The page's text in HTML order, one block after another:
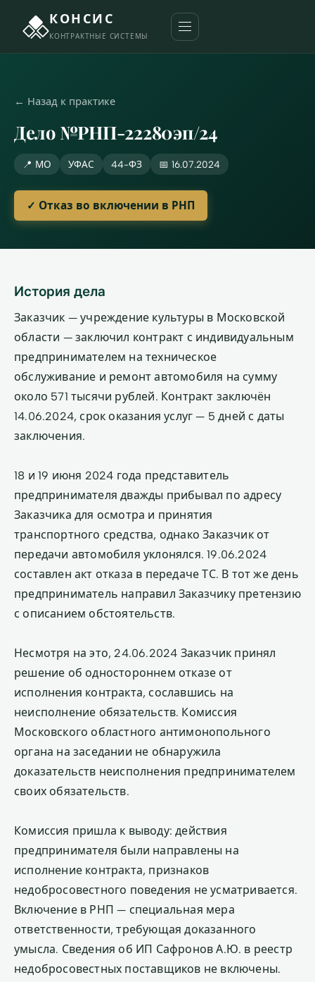
КОНСИС
КОНТРАКТНЫЕ СИСТЕМЫ
← Назад к практике
Дело №РНП-22280эп/24
📍 МО УФАС 44-ФЗ 📅 16.07.2024
✓ Отказ во включении в РНП
История дела
Заказчик — учреждение культуры в Московской
области — заключил контракт с индивидуальным
предпринимателем на техническое
обслуживание и ремонт автомобиля на сумму
около 571 тысячи рублей. Контракт заключён
14.06.2024, срок оказания услуг — 5 дней с даты
заключения.
18 и 19 июня 2024 года представитель
предпринимателя дважды прибывал по адресу
Заказчика для осмотра и принятия
транспортного средства, однако Заказчик от
передачи автомобиля уклонялся. 19.06.2024
составлен акт отказа в передаче ТС. В тот же день
предприниматель направил Заказчику претензию
с описанием обстоятельств.
Несмотря на это, 24.06.2024 Заказчик принял
решение об одностороннем отказе от
исполнения контракта, сославшись на
неисполнение обязательств. Комиссия
Московского областного антимонопольного
органа на заседании не обнаружила
доказательств неисполнения предпринимателем
своих обязательств.
Комиссия пришла к выводу: действия
предпринимателя были направлены на
исполнение контракта, признаков
недобросовестного поведения не усматривается.
Включение в РНП — специальная мера
ответственности, требующая доказанного
умысла. Сведения об ИП Сафронов А.Ю. в реестр
недобросовестных поставщиков не включены.